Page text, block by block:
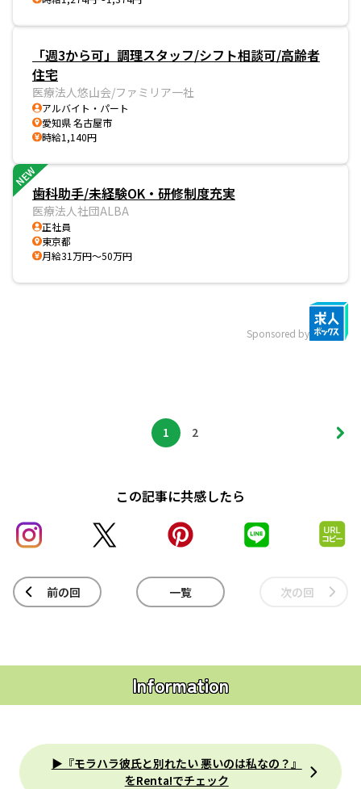
「週3から可」調理スタッフ/シフト相談可/高齢者
住宅
医療法人悠山会/ファミリア一社
アルバイト・パート
愛知県 名古屋市
時給1,140円
NEW
歯科助手/未経験OK・研修制度充実
医療法人社団ALBA
正社員
東京都
月給31万円～50万円
Sponsored by
1 2
この記事に共感したら
前の回 一覧 次の回
Information
▶『モラハラ彼氏と別れたい 悪いのは私なの？』
をRenta!でチェック